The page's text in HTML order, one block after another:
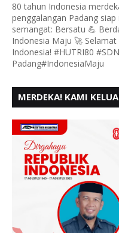
80 tahun Indonesia
penggalangan Padang
semangat: Bersatu 💪
Indonesia Maju 🚀
Indonesia! #HUTRI80
Padang#IndonesiaMaju
MERDEKA! KAMI